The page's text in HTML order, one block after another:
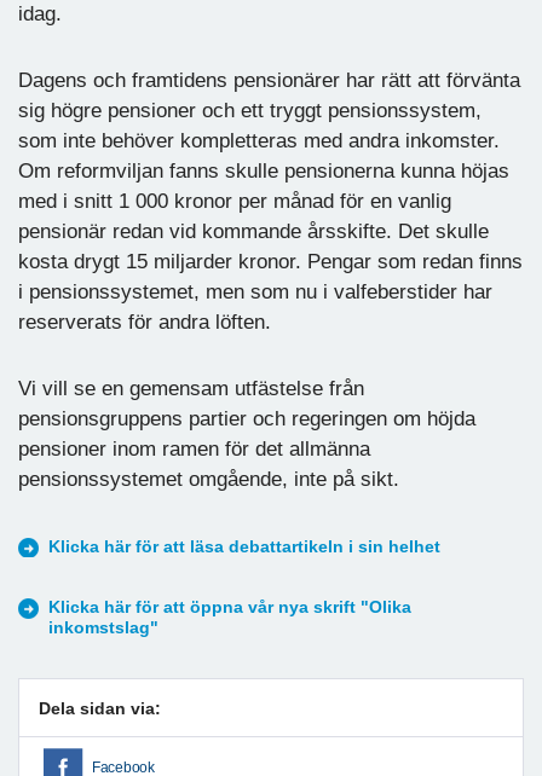
idag.
Dagens och framtidens pensionärer har rätt att förvänta
sig högre pensioner och ett tryggt pensionssystem,
som inte behöver kompletteras med andra inkomster.
Om reformviljan fanns skulle pensionerna kunna höjas
med i snitt 1 000 kronor per månad för en vanlig
pensionär redan vid kommande årsskifte. Det skulle
kosta drygt 15 miljarder kronor. Pengar som redan finns
i pensionssystemet, men som nu i valfeberstider har
reserverats för andra löften.
Vi vill se en gemensam utfästelse från
pensionsgruppens partier och regeringen om höjda
pensioner inom ramen för det allmänna
pensionssystemet omgående, inte på sikt.
Klicka här för att läsa debattartikeln i sin helhet
Klicka här för att öppna vår nya skrift "Olika
inkomstslag"
Dela sidan via:
Facebook